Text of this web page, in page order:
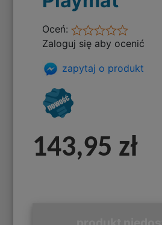
Oceń:
Zaloguj się aby ocenić
zapytaj o produkt
143,95 zł